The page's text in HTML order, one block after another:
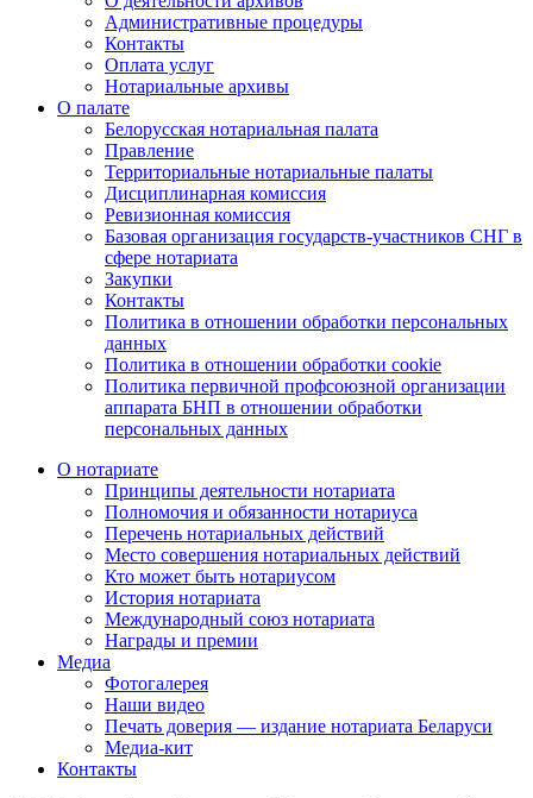
Административные процедуры
Контакты
Оплата услуг
Нотариальные архивы
О палате
Белорусская нотариальная палата
Правление
Территориальные нотариальные палаты
Дисциплинарная комиссия
Ревизионная комиссия
Базовая организация государств-участников СНГ в
сфере нотариата
Закупки
Контакты
Политика в отношении обработки персональных
данных
Политика в отношении обработки cookie
Политика первичной профсоюзной организации
аппарата БНП в отношении обработки
персональных данных
О нотариате
Принципы деятельности нотариата
Полномочия и обязанности нотариуса
Перечень нотариальных действий
Место совершения нотариальных действий
Кто может быть нотариусом
История нотариата
Международный союз нотариата
Награды и премии
Медиа
Фотогалерея
Наши видео
Печать доверия — издание нотариата Беларуси
Медиа-кит
Контакты